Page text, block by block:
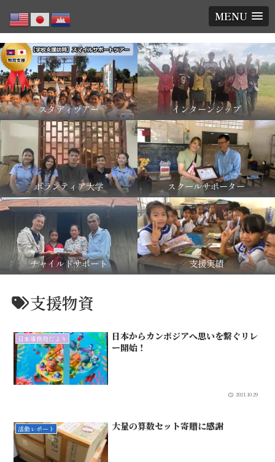
MENU
スタディツアー インターンシップ
ボランティア大学 スクールサポーター
チャイルドサポート 支援実績
支援物資
日本事務局だより
日本からカンボジアへ思いを繋ぐリレ
ー開始！
2021.10.29
活動レポート 大量の算数セット寄贈に感謝